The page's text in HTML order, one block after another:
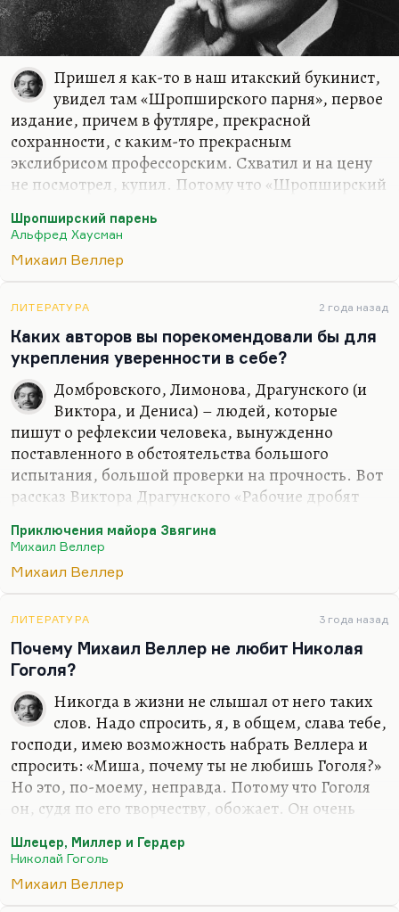
Пришел я как-то в наш итакский букинист,
увидел там «Шропширского парня», первое
издание, причем в футляре, прекрасной
сохранности, с каким-то прекрасным
экслибрисом профессорским. Схватил и на цену
не посмотрел, купил. Потому что «Шропширский
нем, как и Иннокентии Анненском, были семена
всего, во всех дохнул томление. Так и в Хаусмане
примерно содержится вся английская поэзия ХХ
но такой заряд черного юмора во всем этом
сидит, такая психологическая глубина…
Когда в литературе начинается психологизм? Это
очень интересная тема. Психологический роман,
условно говоря, начался с…
Шропширский парень
Альфред Хаусман
Михаил Веллер
ЛИТЕРАТУРА 2 года назад
Каких авторов вы порекомендовали бы для
укрепления уверенности в себе?
Домбровского, Лимонова, Драгунского (и
Виктора, и Дениса) – людей, которые
пишут о рефлексии человека, вынужденно
поставленного в обстоятельства большого
испытания, большой проверки на прочность. Вот
рассказ Виктора Драгунского «Рабочие дробят
способствует воспитанию уверенности в себе. Ну
как «воспитанию уверенности»?» Видите, Денис
вообще, на мой взгляд, великий писатель,
Я знаю очень мало примеров (наверное, всего
три), когда литературный талант отца так полно
воплотился в детях. Это Драгунский – Виктор,
Ксения и Денис. Это Шаровы – Александр и
Владимир. Это Радзинские – Эдвард и Олег.
Потому что Олег и Эдвард…
Приключения майора Звягина
Михаил Веллер
Михаил Веллер
ЛИТЕРАТУРА 3 года назад
Почему Михаил Веллер не любит Николая
Гоголя?
Никогда в жизни не слышал от него таких
слов. Надо спросить, я, в общем, слава тебе,
господи, имею возможность набрать Веллера и
спросить: «Миша, почему ты не любишь Гоголя?»
Но это, по-моему, неправда. Потому что Гоголя
он, судя по его творчеству, обожает. Он очень
который окончил Петербургский университет,
едва ли может к Гоголю – автору «Невского
Шлецер, Миллер и Гердер
Николай Гоголь
Михаил Веллер